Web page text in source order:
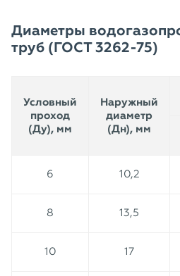
Диаметры
труб (ГОСТ 3262-75)
Условный
проход
(Ду), мм
Наружный
диаметр
(Дн), мм
6 10,2
8 13,5
10 17